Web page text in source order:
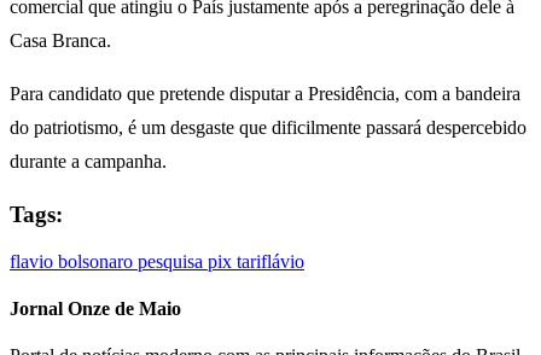
comercial que atingiu o País justamente após a peregrinação dele à
Casa Branca.
Para candidato que pretende disputar a Presidência, com a bandeira
do patriotismo, é um desgaste que dificilmente passará despercebido
durante a campanha.
Tags:
flavio bolsonaro pesquisa pix tariflávio
Jornal Onze de Maio